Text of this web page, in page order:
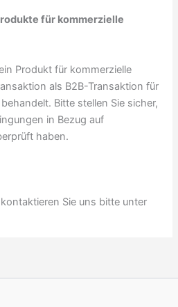
für kommerzielle
Produkt für kommerzielle
als B2B-Transaktion für
Bitte stellen Sie sicher,
in Bezug auf
haben.
Sie uns bitte unter